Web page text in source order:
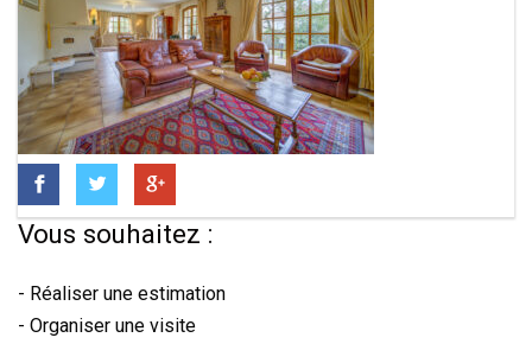
Vous souhaitez :
- Réaliser une estimation
- Organiser une visite